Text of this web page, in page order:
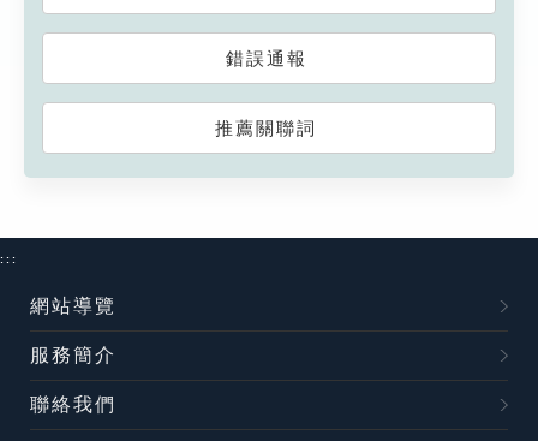
錯誤通報
推薦關聯詞
:::
網站導覽
服務簡介
聯絡我們